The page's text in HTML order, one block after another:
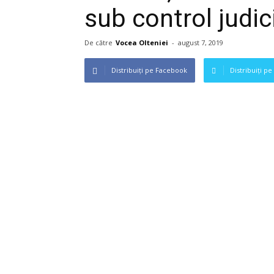
sub control
De către Vocea Olteniei - august 7, 2019
Distribuiți pe Facebook Distribuiți